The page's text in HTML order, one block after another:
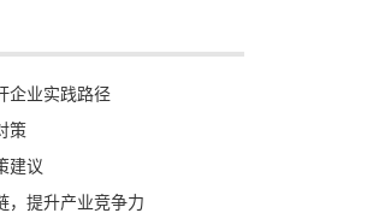
企业实践路径
策
建议
，提升产业竞争力